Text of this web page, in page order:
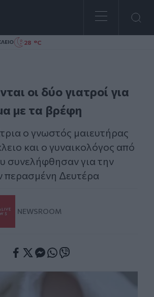
28 °C
οι δύο γιατροί για
με τα βρέφη
ο γνωστός μαιευτήρας
και ο γυναικολόγος από
συνελήφθησαν για την
περασμένη Δευτέρα
NEWSROOM